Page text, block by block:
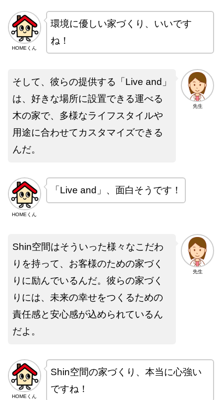
HOMEくん
環境に優しい家づくり、いいです
ね！
先生
そして、彼らの提供する「Live and」
は、好きな場所に設置できる運べる
木の家で、多様なライフスタイルや
用途に合わせてカスタマイズできる
んだ。
HOMEくん
「Live and」、面白そうです！
先生
Shin空間はそういった様々なこだわ
りを持って、お客様のための家づく
りに励んでいるんだ。彼らの家づく
りには、未来の幸せをつくるための
責任感と安心感が込められているん
だよ。
HOMEくん
Shin空間の家づくり、本当に心強い
ですね！